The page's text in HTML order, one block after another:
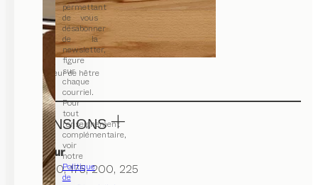
permettant
de vous
désabonner
de la
newsletter,
figure
sur
chaque
courriel.
Pour
tout
renseignement
complémentaire,
voir
notre
Politique
de
cœur de hêtre
DIMENSIONS
longueur
140, 160, 175, 200, 225